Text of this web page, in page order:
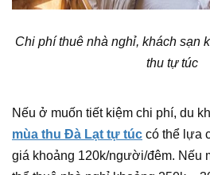
Chi phí thuê nhà nghỉ, khách sạn
thu tự túc
Nếu ở muốn tiết kiệm chi phí, du
mùa thu Đà Lạt tự túc có thể lựa
giá khoảng 120k/người/đêm. Nếu